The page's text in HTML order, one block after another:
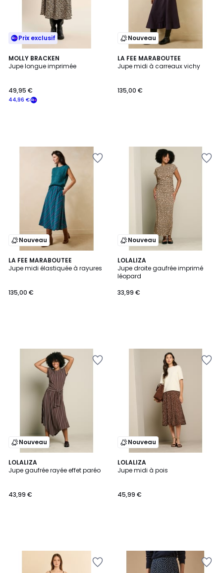
Prix exclusif
MOLLY BRACKEN
Jupe longue imprimée
44,96 €
49,95 €
Nouveau
LA FEE MARABOUTEE
Jupe midi à carreaux vichy
135,00 €
Nouveau
LA FEE MARABOUTEE
Jupe midi élastiquée à rayures
135,00 €
Nouveau
LOLALIZA
Jupe droite gaufrée imprimé
léopard
33,99 €
Nouveau
LOLALIZA
Jupe gaufrée rayée effet paréo
43,99 €
Nouveau
LOLALIZA
Jupe midi à pois
45,99 €